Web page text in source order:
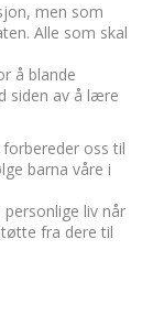
men som
Alle som skal
å blande
siden av å lære
oss til
barna våre i
liv når
fra dere til